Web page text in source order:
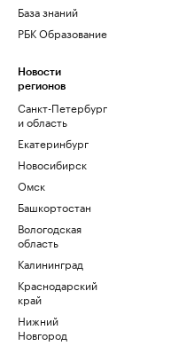
База знаний
РБК Образование
Новости
регионов
Санкт-Петербург
и область
Екатеринбург
Новосибирск
Омск
Башкортостан
Вологодская
область
Калининград
Краснодарский
край
Нижний
Новгород